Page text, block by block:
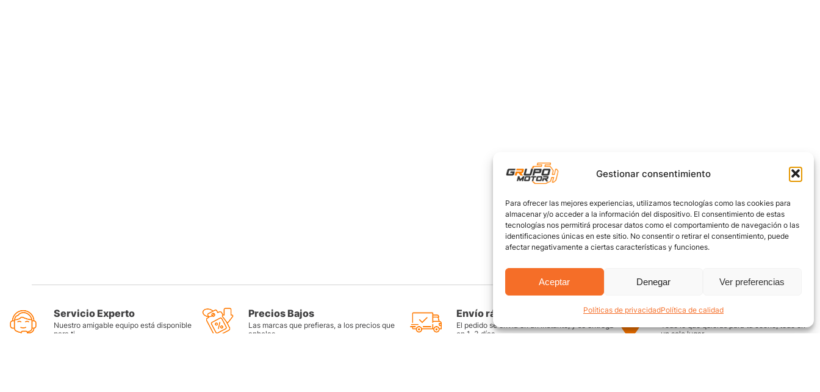
Gestionar consentimiento
Para ofrecer las mejores experiencias, utilizamos tecnologías como las cookies para
almacenar y/o acceder a la información del dispositivo. El consentimiento de estas
tecnologías nos permitirá procesar datos como el comportamiento de navegación o las
identificaciones únicas en este sitio. No consentir o retirar el consentimiento, puede
afectar negativamente a ciertas características y funciones.
Aceptar Denegar Ver preferencias
Políticas de privacidadPolítica de calidad
Servicio Experto
Nuestro amigable equipo está disponible
para ti
Precios Bajos
Las marcas que prefieras, a los precios que
anhelas
Envío rápido y seguro
El pedido se envía en un instante, y se entrega
en 1-3 días
Encuentra aquí
Todo lo que quieras para tu coche, todo en
un solo lugar